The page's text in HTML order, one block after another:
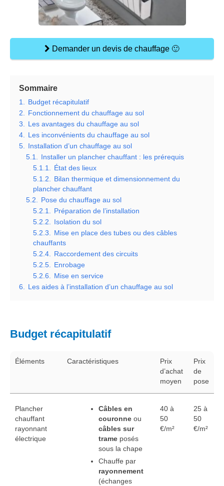
Demander un devis de chauffage 🙂
Sommaire
1.
Budget récapitulatif
2.
Fonctionnement du chauffage au sol
3.
Les avantages du chauffage au sol
4.
Les inconvénients du chauffage au sol
5.
Installation d’un chauffage au sol
5.1.
Installer un plancher chauffant : les prérequis
5.1.1.
État des lieux
5.1.2.
Bilan thermique et dimensionnement du
plancher chauffant
5.2.
Pose du chauffage au sol
5.2.1.
Préparation de l’installation
5.2.2.
Isolation du sol
5.2.3.
Mise en place des tubes ou des câbles
chauffants
5.2.4.
Raccordement des circuits
5.2.5.
Enrobage
5.2.6.
Mise en service
6.
Les aides à l’installation d’un chauffage au sol
Budget récapitulatif
Éléments Caractéristiques
Prix
d’achat
moyen
Prix
de
pose
Plancher
chauffant
rayonnant
électrique
Câbles en
couronneou
câbles sur
trameposés
sous la chape
Chauffe par
rayonnement
(échanges
40 à
50
€/m²
25 à
50
€/m²